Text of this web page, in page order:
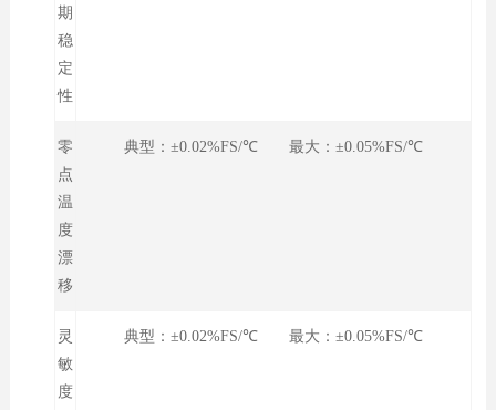
期
稳
定
性
零
点
温
度
漂
移
典型：±0.02%FS/℃ 最大：±0.05%FS/℃
灵
敏
度
典型：±0.02%FS/℃ 最大：±0.05%FS/℃